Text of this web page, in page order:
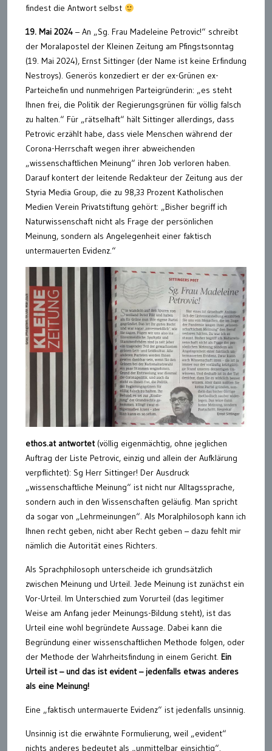
findest die Antwort selbst
19. Mai 2024 – An „Sg. Frau Madeleine Petrovic!“ schreibt
der Moralapostel der Kleinen Zeitung am Pfingstsonntag
(19. Mai 2024), Ernst Sittinger (der Name ist keine Erfindung
Nestroys). Generös konzediert er der ex-Grünen ex-
Parteichefin und nunmehrigen Parteigründerin: „es steht
Ihnen frei, die Politik der Regierungsgrünen für völlig falsch
zu halten.“ Für „rätselhaft“ hält Sittinger allerdings, dass
Petrovic erzählt habe, dass viele Menschen während der
Corona-Herrschaft wegen ihrer abweichenden
„wissenschaftlichen Meinung“ ihren Job verloren haben.
Darauf kontert der leitende Redakteur der Zeitung aus der
Styria Media Group, die zu 98,33 Prozent Katholischen
Medien Verein Privatstiftung gehört: „Bisher begriff ich
Naturwissenschaft nicht als Frage der persönlichen
Meinung, sondern als Angelegenheit einer faktisch
untermauerten Evidenz.“
ethos.at antwortet (völlig eigenmächtig, ohne jeglichen
Auftrag der Liste Petrovic, einzig und allein der Aufklärung
verpflichtet): Sg Herr Sittinger! Der Ausdruck
„wissenschaftliche Meinung“ ist nicht nur Alltagssprache,
sondern auch in den Wissenschaften geläufig. Man spricht
da sogar von „Lehrmeinungen“. Als Moralphilosoph kann ich
Ihnen recht geben, nicht aber Recht geben – dazu fehlt mir
nämlich die Autorität eines Richters.
Als Sprachphilosoph unterscheide ich grundsätzlich
zwischen Meinung und Urteil. Jede Meinung ist zunächst ein
Vor-Urteil. Im Unterschied zum Vorurteil (das legitimer
Weise am Anfang jeder Meinungs-Bildung steht), ist das
Urteil eine wohl begründete Aussage. Dabei kann die
Begründung einer wissenschaftlichen Methode folgen, oder
der Methode der Wahrheitsfindung in einem Gericht. Ein
Urteil ist – und das ist evident – jedenfalls etwas anderes
als eine Meinung!
Eine „faktisch untermauerte Evidenz“ ist jedenfalls unsinnig.
Unsinnig ist die erwähnte Formulierung, weil „evident“
nichts anderes bedeutet als „unmittelbar einsichtig“.